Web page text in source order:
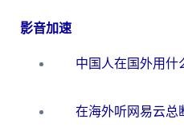
影音加速